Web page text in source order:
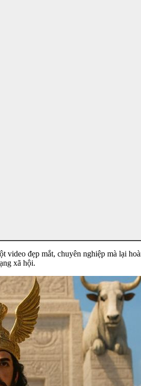
đẹp mắt, chuyên nghiệp mà lại
xã hội.